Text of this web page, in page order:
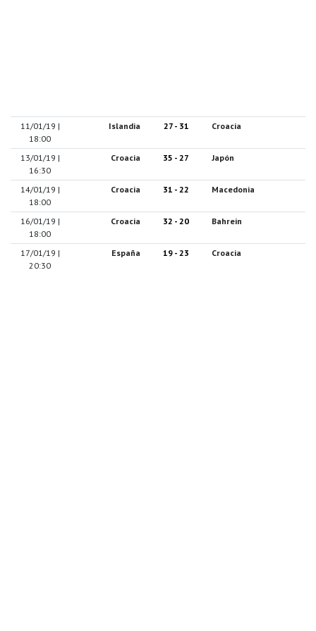
11/01/19 |
18:00
Islandia 27 - 31 Croacia
13/01/19 |
16:30
Croacia 35 - 27 Japón
14/01/19 |
18:00
Croacia 31 - 22 Macedonia
16/01/19 |
18:00
Croacia 32 - 20 Bahrein
17/01/19 |
20:30
España 19 - 23 Croacia